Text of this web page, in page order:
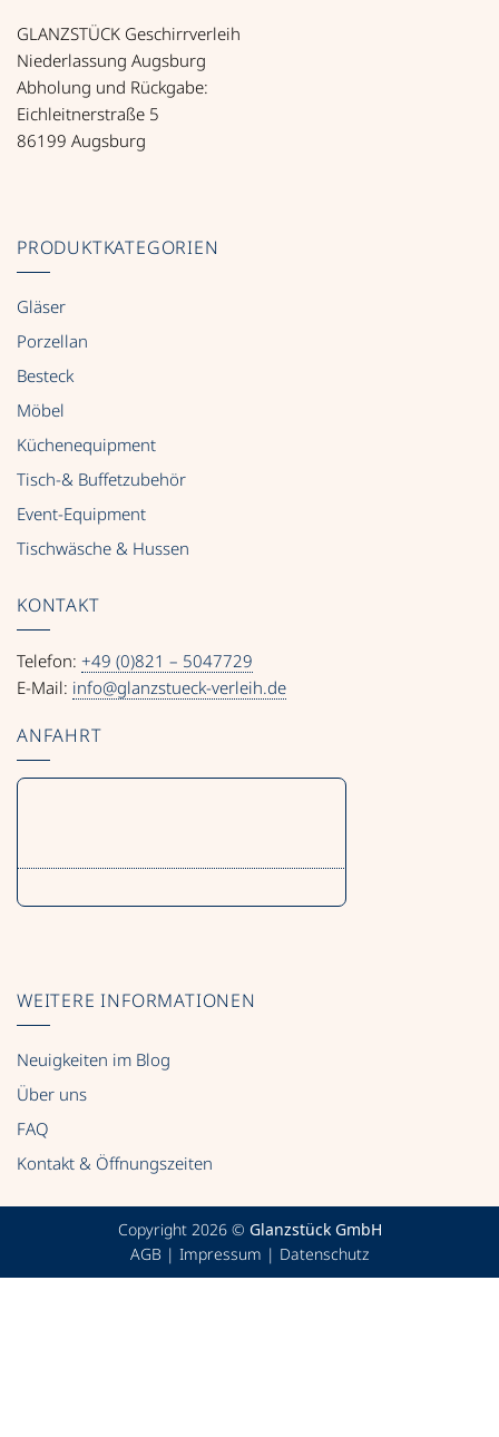
GLANZSTÜCK Geschirrverleih
Niederlassung Augsburg
Abholung und Rückgabe:
Eichleitnerstraße 5
86199 Augsburg
PRODUKTKATEGORIEN
Gläser
Porzellan
Besteck
Möbel
Küchenequipment
Tisch-& Buffetzubehör
Event-Equipment
Tischwäsche & Hussen
KONTAKT
Telefon: +49 (0)821 – 5047729
E-Mail: info@glanzstueck-verleih.de
ANFAHRT
WEITERE INFORMATIONEN
Neuigkeiten im Blog
Über uns
FAQ
Kontakt & Öffnungszeiten
Copyright 2026 © Glanzstück GmbH
AGB | Impressum | Datenschutz